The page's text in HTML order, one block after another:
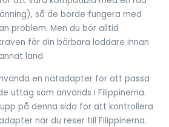
så de borde fungera med
problem. Men du bör alltid
för din bärbara laddare innan
land.
en nätadapter för att passa
uttag som används i Filippinerna.
på denna sida för att kontrollera
när du reser till Filippinerna.